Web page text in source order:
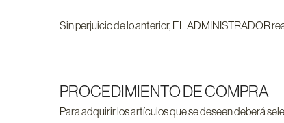
Sin perjuicio de lo anterior, EL ADMINISTRADOR
PROCEDIMIENTO DE COMPRA
Para adquirir los artículos que se deseen deberá